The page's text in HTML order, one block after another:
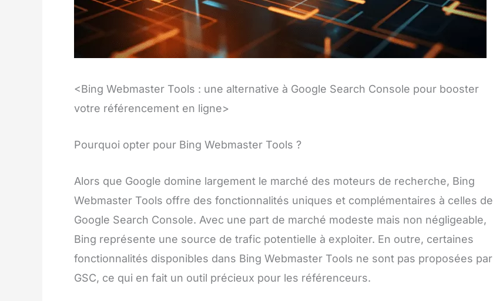
<Bing Webmaster Tools : une alternative à Google Search Console pour booster
votre référencement en ligne>
Pourquoi opter pour Bing Webmaster Tools ?
Alors que Google domine largement le marché des moteurs de recherche, Bing
Webmaster Tools offre des fonctionnalités uniques et complémentaires à celles de
Google Search Console. Avec une part de marché modeste mais non négligeable,
Bing représente une source de trafic potentielle à exploiter. En outre, certaines
fonctionnalités disponibles dans Bing Webmaster Tools ne sont pas proposées par
GSC, ce qui en fait un outil précieux pour les référenceurs.